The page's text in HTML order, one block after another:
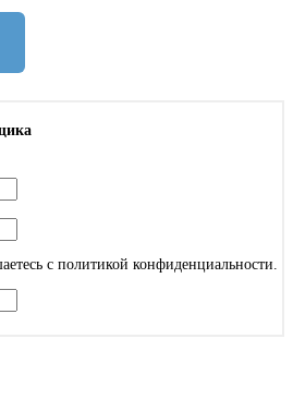
с политикой конфиденциальности.